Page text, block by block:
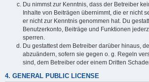
Du nimmst zur Kenntnis, dass der Betreiber
Inhalte von Beiträgen übernimmt, die er nicht
er nicht zur Kenntnis genommen hat. Du
Benutzerkonto, Beiträge und Funktionen
sperren.
Du gestattest dem Betreiber darüber hinaus,
abzuändern, sofern sie gegen o. g. Regeln
sind, dem Betreiber oder einem Dritten
4. GENERAL PUBLIC LICENSE